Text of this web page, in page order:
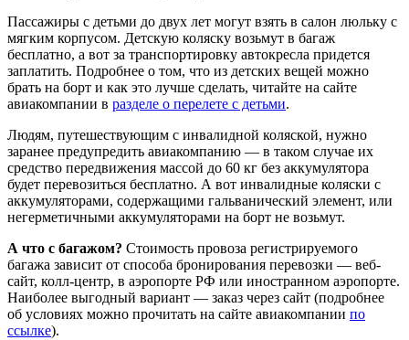
Пассажиры с детьми до двух лет могут взять в салон люльку с
мягким корпусом. Детскую коляску возьмут в багаж
бесплатно, а вот за транспортировку автокресла придется
заплатить. Подробнее о том, что из детских вещей можно
брать на борт и как это лучше сделать, читайте на сайте
авиакомпании в разделе о перелете с детьми.
Людям, путешествующим с инвалидной коляской, нужно
заранее предупредить авиакомпанию — в таком случае их
средство передвижения массой до 60 кг без аккумулятора
будет перевозиться бесплатно. А вот инвалидные коляски с
аккумуляторами, содержащими гальванический элемент, или
негерметичными аккумуляторами на борт не возьмут.
А что с багажом? Стоимость провоза регистрируемого
багажа зависит от способа бронирования перевозки — веб-
сайт, колл-центр, в аэропорте РФ или иностранном аэропорте.
Наиболее выгодный вариант — заказ через сайт (подробнее
об условиях можно прочитать на сайте авиакомпании по
ссылке).